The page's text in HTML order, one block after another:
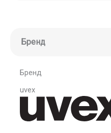
Бренд
Бренд
uvex